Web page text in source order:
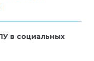
в социальных